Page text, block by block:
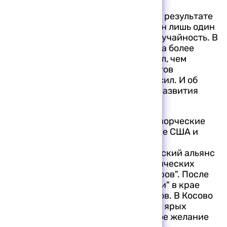
По мнению наблюдателей, то, что в результате
многочисленных инцидентов ранен лишь один
военнослужащий, — счастливая случайность. В
косовском конфликте заложен куда более
мощный взрывоопасный потенциал, чем
спорадические обстрелы блокпостов
международных миротворческих сил. И об
этом свидетельствует вся логика развития
Сумеют ли международные миротворческие
силы принести в Косово обещанные США и
демократию? Их Североатлантический альянс
обещал жителям края вместо "этнических
чисток сербами албанских косоваров". После
78 дней "миротворческой операции" в крае
теперь "чистят" сербских косоваров. В Косово
господствует, как признал один из ярых
оппонентов Милошевича, "неуемное желание